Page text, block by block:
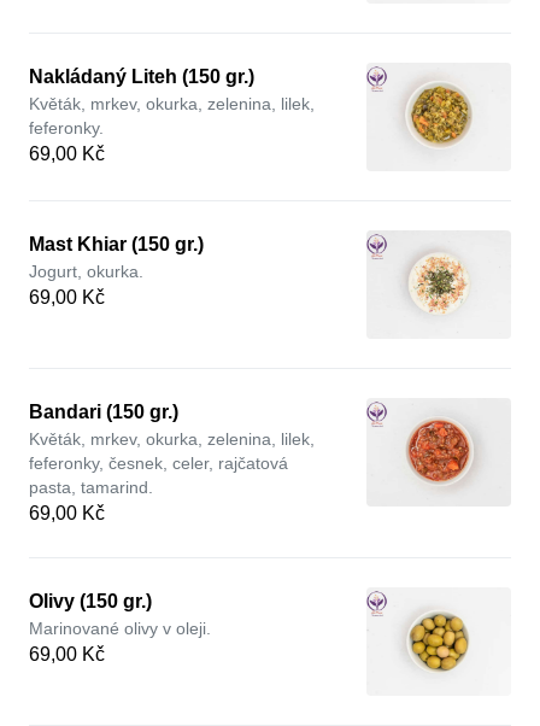
Nakládaný Liteh (150 gr.)
Květák, mrkev, okurka, zelenina, lilek,
feferonky.
69,00 Kč
Mast Khiar (150 gr.)
Jogurt, okurka.
69,00 Kč
Bandari (150 gr.)
Květák, mrkev, okurka, zelenina, lilek,
feferonky, česnek, celer, rajčatová
pasta, tamarind.
69,00 Kč
Olivy (150 gr.)
Marinované olivy v oleji.
69,00 Kč